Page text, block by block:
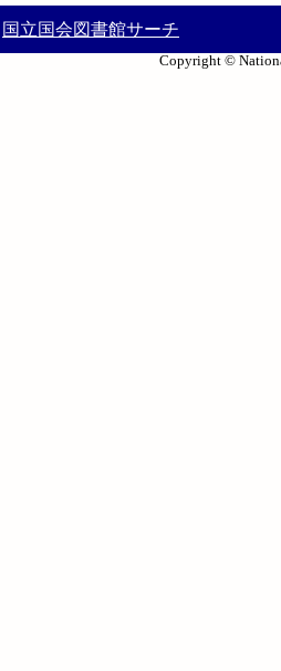
国立国会図書館サーチ
Copyright ©